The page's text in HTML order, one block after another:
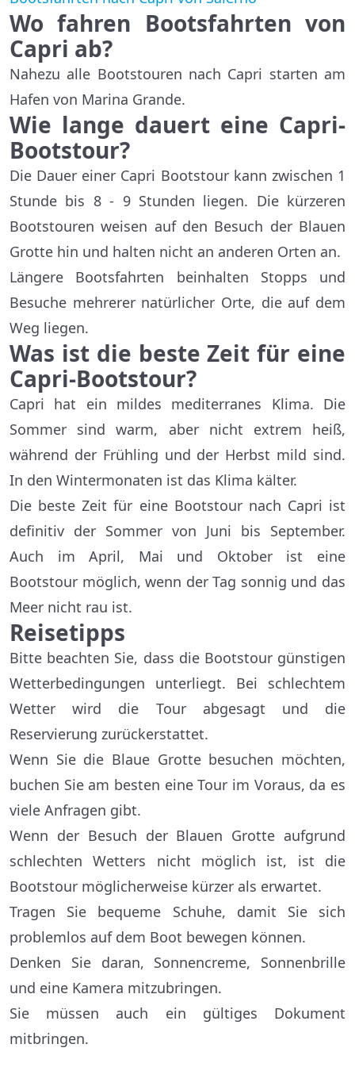
Wo fahren Bootsfahrten von
Capri ab?
Nahezu alle Bootstouren nach Capri starten am
Hafen von Marina Grande.
Wie lange dauert eine Capri-
Bootstour?
Die Dauer einer Capri Bootstour kann zwischen 1
Stunde bis 8 - 9 Stunden liegen. Die kürzeren
Bootstouren weisen auf den Besuch der Blauen
Grotte hin und halten nicht an anderen Orten an.
Längere Bootsfahrten beinhalten Stopps und
Besuche mehrerer natürlicher Orte, die auf dem
Weg liegen.
Was ist die beste Zeit für eine
Capri-Bootstour?
Capri hat ein mildes mediterranes Klima. Die
Sommer sind warm, aber nicht extrem heiß,
während der Frühling und der Herbst mild sind.
In den Wintermonaten ist das Klima kälter.
Die beste Zeit für eine Bootstour nach Capri ist
definitiv der Sommer von Juni bis September.
Auch im April, Mai und Oktober ist eine
Bootstour möglich, wenn der Tag sonnig und das
Meer nicht rau ist.
Reisetipps
Bitte beachten Sie, dass die Bootstour günstigen
Wetterbedingungen unterliegt. Bei schlechtem
Wetter wird die Tour abgesagt und die
Reservierung zurückerstattet.
Wenn Sie die Blaue Grotte besuchen möchten,
buchen Sie am besten eine Tour im Voraus, da es
viele Anfragen gibt.
Wenn der Besuch der Blauen Grotte aufgrund
schlechten Wetters nicht möglich ist, ist die
Bootstour möglicherweise kürzer als erwartet.
Tragen Sie bequeme Schuhe, damit Sie sich
problemlos auf dem Boot bewegen können.
Denken Sie daran, Sonnencreme, Sonnenbrille
und eine Kamera mitzubringen.
Sie müssen auch ein gültiges Dokument
mitbringen.